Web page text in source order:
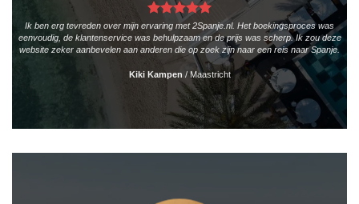
Ik ben erg tevreden over mijn ervaring met 2Spanje.nl. Het boekingsproces was
eenvoudig, de klantenservice was behulpzaam en de prijs was scherp. Ik zou deze
website zeker aanbevelen aan anderen die op zoek zijn naar een reis naar Spanje.
Kiki Kampen /Maastricht